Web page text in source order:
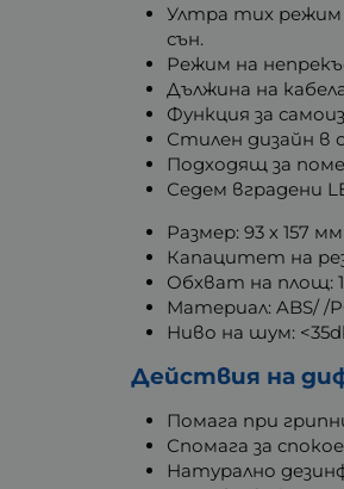
Ултра тих режим
сън.
Режим на
Дължина на
Функция за
Стилен дизайн в
Подходящ за
Седем вградени
Размер: 93 х 157 мм
Капацитет на
Обхват на площ:
Материал: ABS/ /
Ниво на шум:
Действия на
Помага при
Спомага за
Натурално